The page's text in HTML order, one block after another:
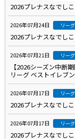
2026プレナスなでし
2026年07月24日 リーグ
2026プレナスなでし
2026年07月21日 リーグ
【2026シーズン中断
リーグ ベストイレブ
2026年07月17日 リーグ
2026プレナスなでし
2026年07月17日 リーグ
2026プレナスなでし